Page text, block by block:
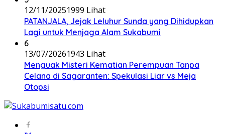
12/11/20251999 Lihat
PATANJALA, Jejak Leluhur Sunda yang Dihidupkan
Lagi untuk Menjaga Alam Sukabumi
6
13/07/20261943 Lihat
Menguak Misteri Kematian Perempuan Tanpa
Celana di Sagaranten: Spekulasi Liar vs Meja
Otopsi